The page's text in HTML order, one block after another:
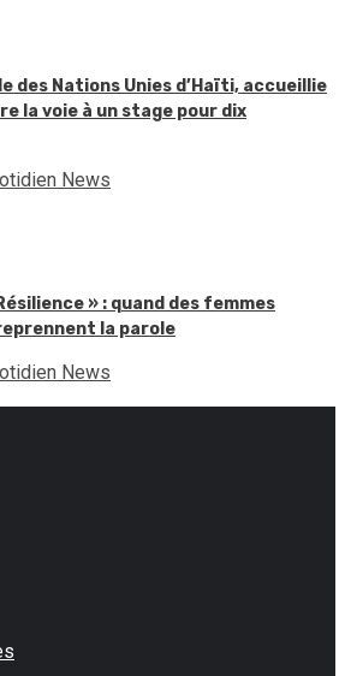
des Nations Unies d’Haïti, accueillie
la voie à un stage pour dix
News
» : quand des femmes
la parole
News